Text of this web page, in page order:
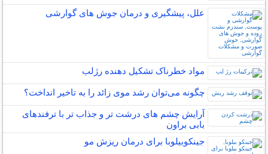
علل، پیشگیری و درمان جوش های گوارشی
مواد خطرناک تشکیل دهنده رژلب
چگونه می‌توان رشد موی زائد را به تاخیر انداخت؟
آرایش چشم های درشت تر و جذاب تر با ترفندهای
بابی براون
جینکوبیلوبا برای درمان ریزش مو